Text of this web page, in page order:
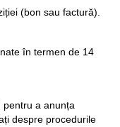
(bon sau factură).
în termen de 14
pentru a anunța
despre procedurile